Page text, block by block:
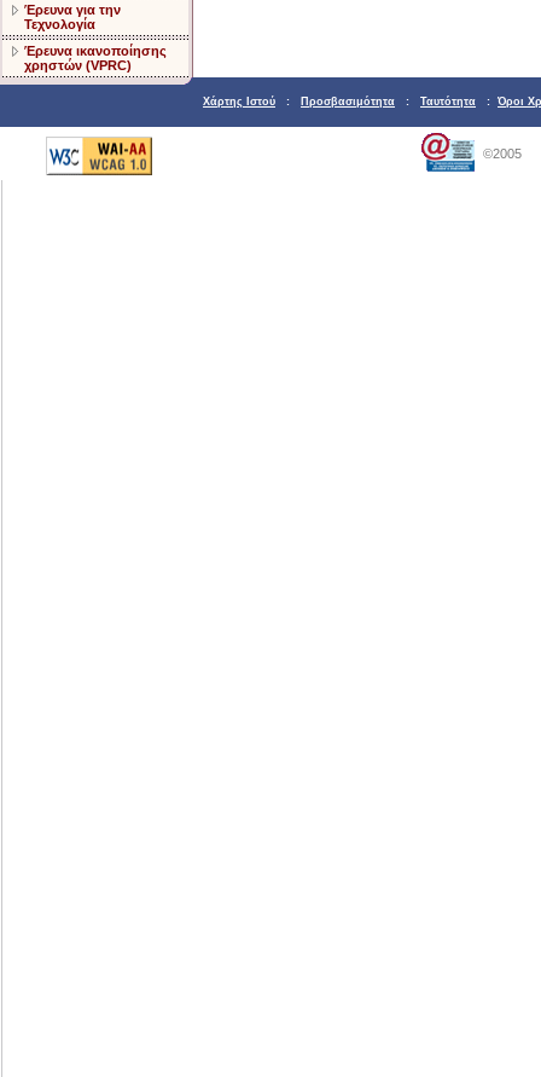
Έρευνα για την
Τεχνολογία
Έρευνα ικανοποίησης
χρηστών (VPRC)
Χάρτης Ιστού : Προσβασιμότητα : Ταυτότητα : Όροι
©2005